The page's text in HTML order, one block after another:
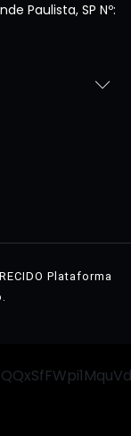
Paulista, SP Nº:
Plataforma
.